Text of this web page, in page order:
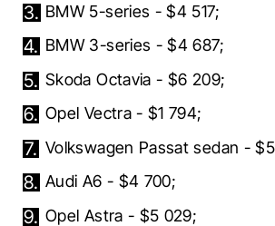
BMW 5-series - $4 517;
BMW 3-series - $4 687;
Skoda Octavia - $6 209;
Opel Vectra - $1 794;
Volkswagen Passat sedan -
Audi A6 - $4 700;
Opel Astra - $5 029;